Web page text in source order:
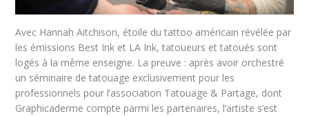
Avec Hannah Aitchison, étoile du tattoo américain révélée par
les émissions Best Ink et LA Ink, tatoueurs et tatoués sont
logés à la même enseigne. La preuve : après avoir orchestré
un séminaire de tatouage exclusivement pour les
professionnels pour l’association Tatouage & Partage, dont
Graphicaderme compte parmi les partenaires, l’artiste s’est